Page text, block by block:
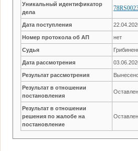
Уникальный идентификатор
дела
Дата поступления
Номер протокола об АП нет
Судья
Дата рассмотрения
Результат рассмотрения
Результат в отношении
постановления
Результат в отношении
решения по жалобе на
постановление